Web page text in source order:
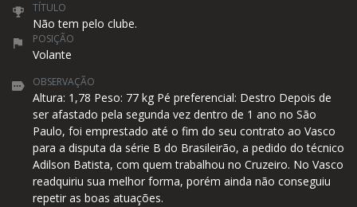
TÍTULO
Não tem pelo clube.
POSIÇÃO
Volante
OBSERVAÇÃO
Altura: 1,78 Peso: 77 kg Pé preferencial: Destro Depois de
ser afastado pela segunda vez dentro de 1 ano no São
Paulo, foi emprestado até o fim do seu contrato ao Vasco
para a disputa da série B do Brasileirão, a pedido do técnico
Adilson Batista, com quem trabalhou no Cruzeiro. No Vasco
readquiriu sua melhor forma, porém ainda não conseguiu
repetir as boas atuações.